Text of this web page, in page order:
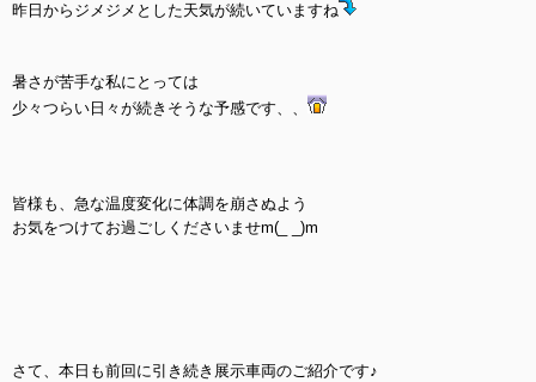
昨日からジメジメとした天気が続いていますね
暑さが苦手な私にとっては
少々つらい日々が続きそうな予感です、、
皆様も、急な温度変化に体調を崩さぬよう
お気をつけてお過ごしくださいませm(_ _)m
さて、本日も前回に引き続き展示車両のご紹介です♪